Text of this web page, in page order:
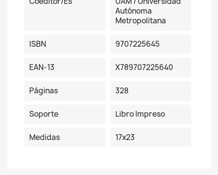
Autónoma
Metropolitana
ISBN 9707225645
EAN-13 X789707225640
Páginas 328
Soporte Libro Impreso
Medidas 17x23